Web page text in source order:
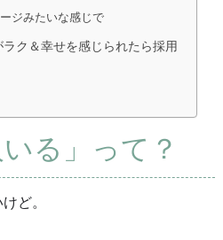
ジみたいな感じで
ク＆幸せを感じられたら採用
いる」って？
ど。